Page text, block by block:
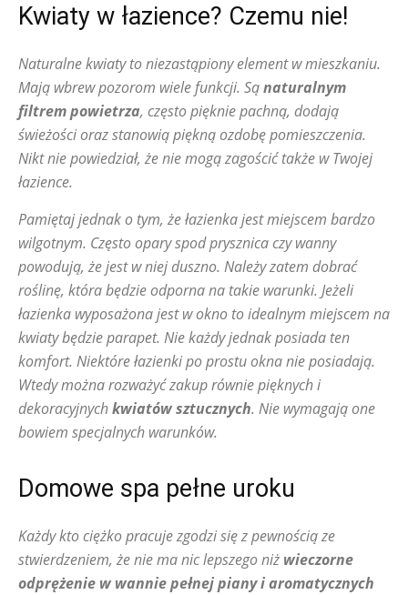
Kwiaty w łazience? Czemu nie!
Naturalne kwiaty to niezastąpiony element w mieszkaniu.
Mają wbrew pozorom wiele funkcji. Sąnaturalnym
filtrem powietrza, często pięknie pachną, dodają
świeżości oraz stanowią piękną ozdobę pomieszczenia.
Nikt nie powiedział, że nie mogą zagościć także w Twojej
łazience.
Pamiętaj jednak o tym, że łazienka jest miejscem bardzo
wilgotnym. Często opary spod prysznica czy wanny
powodują, że jest w niej duszno. Należy zatem dobrać
roślinę, która będzie odporna na takie warunki. Jeżeli
łazienka wyposażona jest w okno to idealnym miejscem na
kwiaty będzie parapet. Nie każdy jednak posiada ten
komfort. Niektóre łazienki po prostu okna nie posiadają.
Wtedy można rozważyć zakup równie pięknych i
dekoracyjnychkwiatów sztucznych. Nie wymagają one
bowiem specjalnych warunków.
Domowe spa pełne uroku
Każdy kto ciężko pracuje zgodzi się z pewnością ze
stwierdzeniem, że nie ma nic lepszego niż wieczorne
odprężenie w wannie pełnej piany i aromatycznych